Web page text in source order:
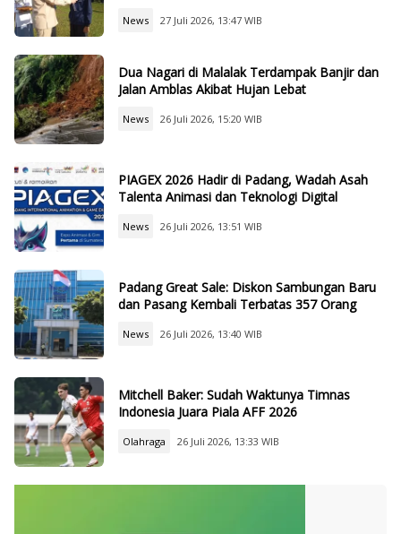
News 27 Juli 2026, 13:47 WIB
Dua Nagari di Malalak Terdampak Banjir dan
Jalan Amblas Akibat Hujan Lebat
News 26 Juli 2026, 15:20 WIB
PIAGEX 2026 Hadir di Padang, Wadah Asah
Talenta Animasi dan Teknologi Digital
News 26 Juli 2026, 13:51 WIB
Padang Great Sale: Diskon Sambungan Baru
dan Pasang Kembali Terbatas 357 Orang
News 26 Juli 2026, 13:40 WIB
Mitchell Baker: Sudah Waktunya Timnas
Indonesia Juara Piala AFF 2026
Olahraga 26 Juli 2026, 13:33 WIB